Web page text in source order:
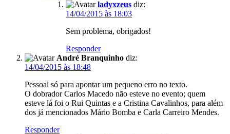
ladyxzeus diz:
14/04/2015 às 18:03
Sem problema, obrigados!
Responder
André Branquinho diz:
14/04/2015 às 18:48
Pessoal só para apontar um pequeno erro no texto.
O dobrador Carlos Macedo não esteve no evento; quem
esteve lá foi o Rui Quintas e a Cristina Cavalinhos, para além
dos já mencionados Mário Bomba e Carla Carreiro Mendes.
Responder